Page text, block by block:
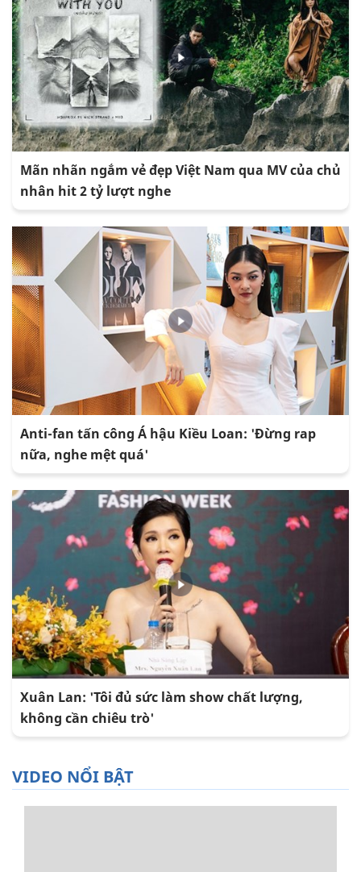
Mãn nhãn ngắm vẻ đẹp Việt Nam qua MV của chủ
nhân hit 2 tỷ lượt nghe
Anti-fan tấn công Á hậu Kiều Loan: 'Đừng rap
nữa, nghe mệt quá'
Xuân Lan: 'Tôi đủ sức làm show chất lượng,
không cần chiêu trò'
VIDEO NỔI BẬT